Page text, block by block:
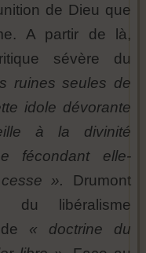
de Dieu que
A partir de là,
sévère du
ruines seules de
idole dévorante
à la divinité
fécondant elle-
». Drumont
du libéralisme
« doctrine du